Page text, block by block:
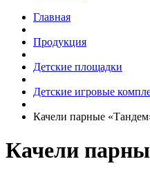
Главная
Продукция
Детские площадки
Детские игровые
Качели парные
Качели